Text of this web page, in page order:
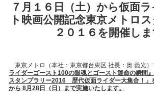
７月１６日（土）から仮面
ト映画公開記念東京メトロ
２０１６を開催しま
東京メトロ（本社：東京都台東区 社長：奥 義光）
ライダーゴースト100の眼魂とゴースト運命の瞬間
スタンプラリー2016 歴代仮面ライダー大集合！」
から 8月 28 日（日）まで実施いたします。